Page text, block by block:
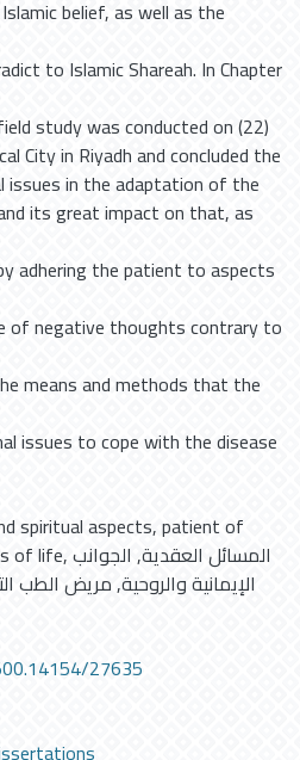
belief, as well as the
to Islamic Shareah. In Chapter
study was conducted on (22)
City in Riyadh and concluded the
in the adaptation of the
its great impact on that, as
adhering the patient to aspects
of negative thoughts contrary to
means and methods that the
issues to cope with the disease
spiritual aspects,patient of
of life, المسائل العقدية, الجوانب
الإيمانية والروحية,مريض الطب
27635